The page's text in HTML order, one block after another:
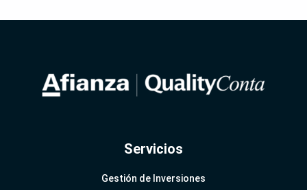
Servicios
Gestión de Inversiones